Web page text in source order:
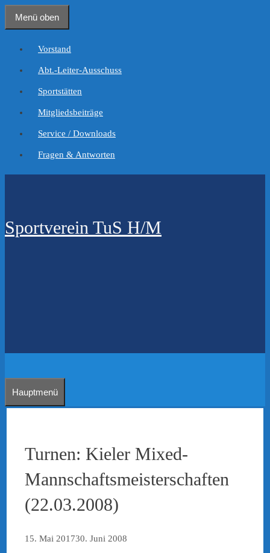
Inhalt
Menü oben
Vorstand
Abt.-Leiter-Ausschuss
Sportstätten
Mitgliedsbeiträge
Service / Downloads
Fragen & Antworten
Sportverein TuS H/M
Hauptmenü
Turnen: Kieler Mixed-
Mannschaftsmeisterschaften
(22.03.2008)
15. Mai 201730. Juni 2008